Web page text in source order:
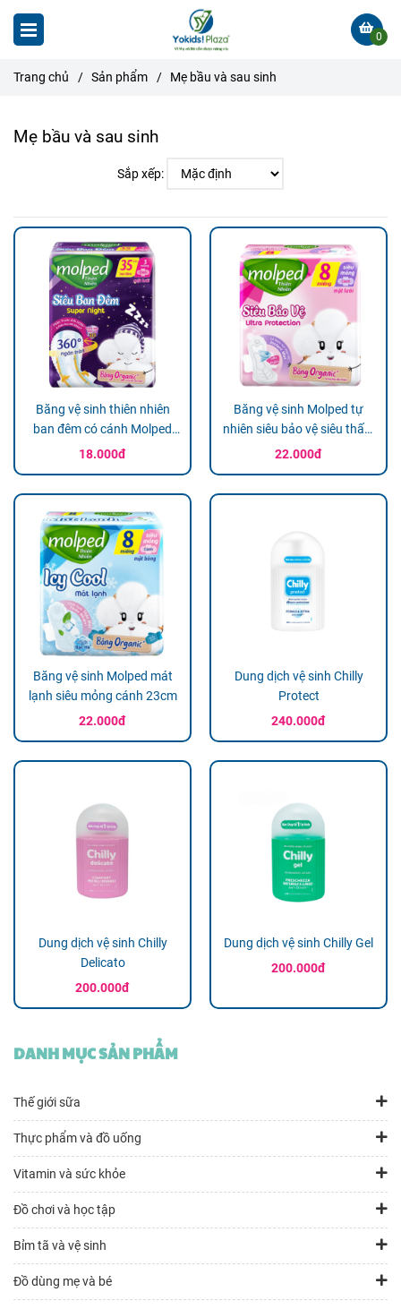
0
Trang chủ / Sản phẩm / Mẹ bầu và sau sinh
Mẹ bầu và sau sinh
Sắp xếp:
Băng vệ sinh thiên nhiên
ban đêm có cánh Molped
(35cm x 3 miếng)
18.000đ
Băng vệ sinh Molped tự
nhiên siêu bảo vệ siêu thấm
mỏng cánh (23 cm x 8
22.000đ
Băng vệ sinh Molped mát
lạnh siêu mỏng cánh 23cm
22.000đ
Dung dịch vệ sinh Chilly
Protect
240.000đ
Dung dịch vệ sinh Chilly
Delicato
200.000đ
Dung dịch vệ sinh Chilly Gel
200.000đ
DANH MỤC SẢN PHẨM
Thế giới sữa
Thực phẩm và đồ uống
Vitamin và sức khỏe
Đồ chơi và học tập
Bỉm tã và vệ sinh
Đồ dùng mẹ và bé